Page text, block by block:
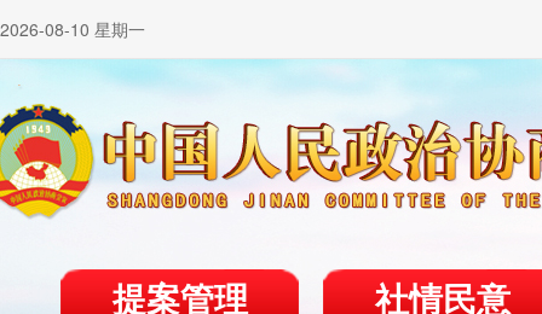
2026-08-10 星期一
提案管理 社情民意